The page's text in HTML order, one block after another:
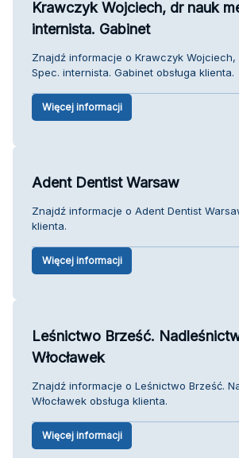
Krawczyk Wojciech, dr nauk
internista. Gabinet
Znajdź informacje o Krawczyk Wojciech,
Spec. internista. Gabinet obsługa klienta.
Więcej informacji
Adent Dentist Warsaw
Znajdź informacje o Adent Dentist
klienta.
Więcej informacji
Leśnictwo Brześć.
Włocławek
Znajdź informacje o Leśnictwo Brześć.
Włocławek obsługa klienta.
Więcej informacji